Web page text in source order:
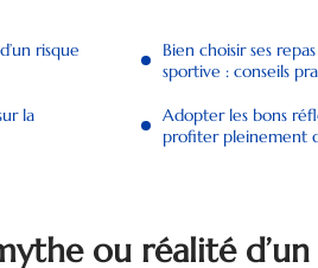
risque
la
Bien choisir ses
sportive : conseils
Adopter les bons
profiter pleinement
ou réalité